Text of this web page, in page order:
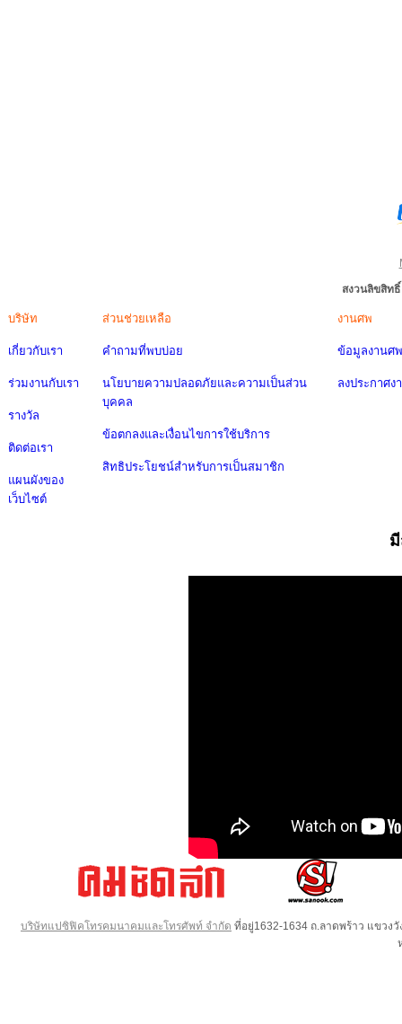
สงวนลิขสิท
บริษัท
เกี่ยวกับเรา
ร่วมงานกับเรา
รางวัล
ติดต่อเรา
แผนผังของ
เว็บไซต์
ส่วนช่วยเหลือ
คำถามที่พบบ่อย
นโยบายความปลอดภัยและความเป็นส่วน
บุคคล
ข้อตกลงและเงื่อนไขการใช้บริการ
สิทธิประโยชน์สำหรับการเป็นสมาชิก
งานศพ
ข้อมูลงานศพ
ลงประกาศง
บริษัทแปซิฟิคโทรคมนาคมและโทรศัพท์ จำกัด ที่อยู่1632-1634 ถ.ลาดพร้าว แขวง